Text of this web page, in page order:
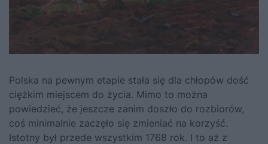
Polska na pewnym etapie stała się dla chłopów dość
ciężkim miejscem do życia. Mimo to można
powiedzieć, że jeszcze zanim doszło do rozbiorów,
coś minimalnie zaczęło się zmieniać na korzyść.
Istotny był przede wszystkim 1768 rok. I to aż z